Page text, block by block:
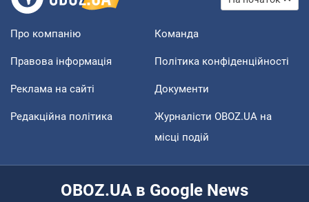
Про компанію Команда
Правова інформація Політика конфіденційності
Реклама на сайті Документи
Редакційна політика
Журналісти OBOZ.UA на
місці подій
OBOZ.UA в Google News